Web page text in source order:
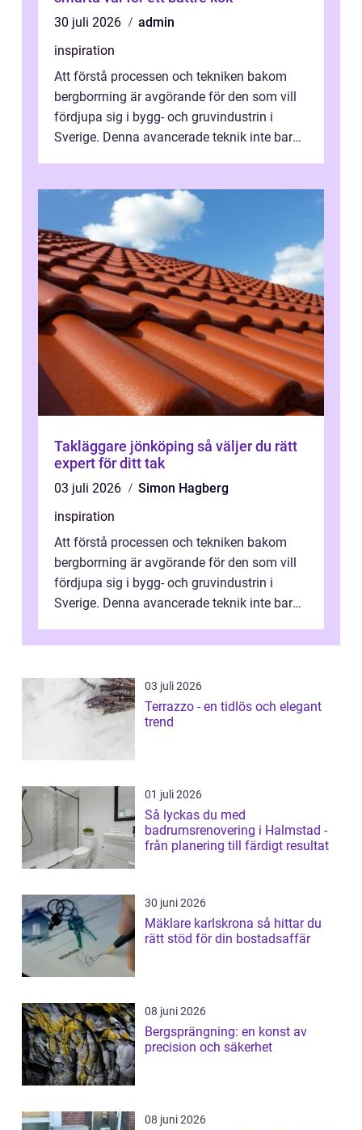
30 juli 2026
admin
inspiration
Att förstå processen och tekniken bakom
bergborrning är avgörande för den som vill
fördjupa sig i bygg- och gruvindustrin i
Sverige. Denna avancerade teknik inte bara
Takläggare jönköping så väljer du rätt
expert för ditt tak
03 juli 2026
Simon Hagberg
inspiration
Att förstå processen och tekniken bakom
bergborrning är avgörande för den som vill
fördjupa sig i bygg- och gruvindustrin i
Sverige. Denna avancerade teknik inte bara
03 juli 2026
Terrazzo - en tidlös och elegant
trend
01 juli 2026
Så lyckas du med
badrumsrenovering i Halmstad -
från planering till färdigt resultat
30 juni 2026
Mäklare karlskrona så hittar du
rätt stöd för din bostadsaffär
08 juni 2026
Bergsprängning: en konst av
precision och säkerhet
08 juni 2026